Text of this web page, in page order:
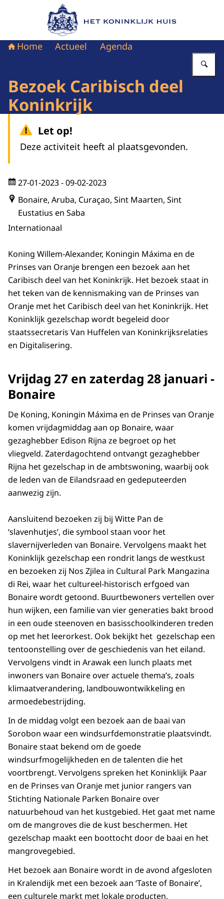
Naar de homepage van Het Koninklijk Huis
Home Actueel Agenda
Bezoek Caribisch deel
Koninkrijk
Let op!
Deze activiteit heeft al plaatsgevonden.
27-01-2023- 09-02-2023
Bonaire, Aruba, Curaçao, Sint Maarten, Sint
Eustatius en Saba
Internationaal
Koning Willem-Alexander, Koningin Máxima en de
Prinses van Oranje brengen een bezoek aan het
Caribisch deel van het Koninkrijk. Het bezoek staat in
het teken van de kennismaking van de Prinses van
Oranje met het Caribisch deel van het Koninkrijk. Het
Koninklijk gezelschap wordt begeleid door
staatssecretaris Van Huffelen van Koninkrijksrelaties
en Digitalisering.
Vrijdag 27 en zaterdag 28 januari -
Bonaire
De Koning, Koningin Máxima en de Prinses van Oranje
komen vrijdagmiddag aan op Bonaire, waar
gezaghebber Edison Rijna ze begroet op het
vliegveld. Zaterdagochtend ontvangt gezaghebber
Rijna het gezelschap in de ambtswoning, waarbij ook
de leden van de Eilandsraad en gedeputeerden
aanwezig zijn.
Aansluitend bezoeken zij bij Witte Pan de
‘slavenhutjes’, die symbool staan voor het
slavernijverleden van Bonaire. Vervolgens maakt het
Koninklijk gezelschap een rondrit langs de westkust
en bezoeken zij Nos Zjilea in Cultural Park Mangazina
di Rei, waar het cultureel-historisch erfgoed van
Bonaire wordt getoond. Buurtbewoners vertellen over
hun wijken, een familie van vier generaties bakt brood
in een oude steenoven en basisschoolkinderen treden
op met het leerorkest. Ook bekijkt het gezelschap een
tentoonstelling over de geschiedenis van het eiland.
Vervolgens vindt in Arawak een lunch plaats met
inwoners van Bonaire over actuele thema’s, zoals
klimaatverandering, landbouwontwikkeling en
armoedebestrijding.
In de middag volgt een bezoek aan de baai van
Sorobon waar een windsurfdemonstratie plaatsvindt.
Bonaire staat bekend om de goede
windsurfmogelijkheden en de talenten die het
voortbrengt. Vervolgens spreken het Koninklijk Paar
en de Prinses van Oranje met junior rangers van
Stichting Nationale Parken Bonaire over
natuurbehoud van het kustgebied. Het gaat met name
om de mangroves die de kust beschermen. Het
gezelschap maakt een boottocht door de baai en het
mangrovegebied.
Het bezoek aan Bonaire wordt in de avond afgesloten
in Kralendijk met een bezoek aan ‘Taste of Bonaire’,
een culturele markt met lokale producten,